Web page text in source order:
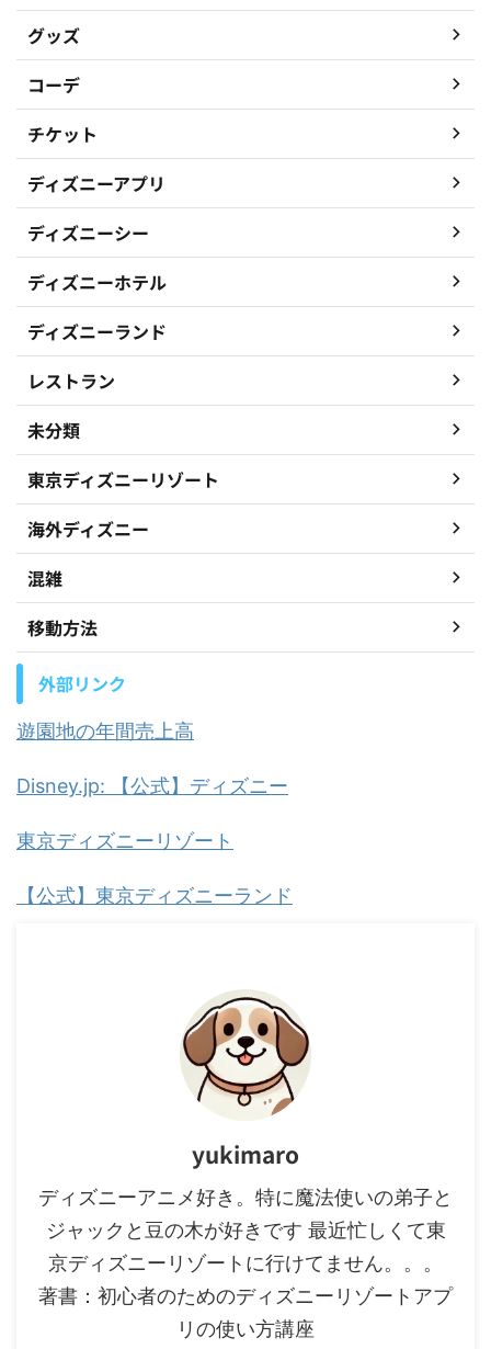
グッズ
コーデ
チケット
ディズニーアプリ
ディズニーシー
ディズニーホテル
ディズニーランド
レストラン
未分類
東京ディズニーリゾート
海外ディズニー
混雑
移動方法
外部リンク
遊園地の年間売上高
Disney.jp: 【公式】ディズニー
東京ディズニーリゾート
【公式】東京ディズニーランド
yukimaro
ディズニーアニメ好き。特に魔法使いの弟子と
ジャックと豆の木が好きです 最近忙しくて東
京ディズニーリゾートに行けてません。。。
著書：初心者のためのディズニーリゾートアプ
リの使い方講座